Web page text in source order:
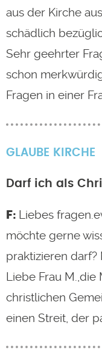
aus der Kirche
schädlich
Sehr geehrter
schon
Fragen in einer
GLAUBE KIRCHE
Darf ich als
Liebes
möchte gerne
praktizieren darf?
Liebe Frau
christlichen
einen Streit, der